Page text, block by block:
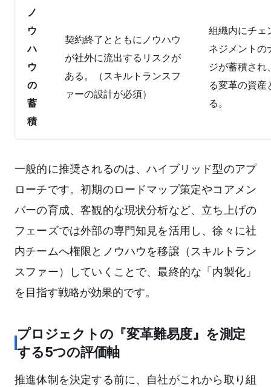
ノ
ウ
ハ
ウ
の
蓄
積
契約終了とともにノウハウ
が社外に流出するリスクが
ある。（スキルトランスフ
ァーの設計が必須）
組織内にチェ
ネジメントの
ジが蓄積され
る変革の資産
る。
一般的に推奨されるのは、ハイブリッド型のアプ
ローチです。初期のロードマップ策定やコアメン
バーの育成、客観的な現状分析など、立ち上げの
フェーズでは外部の専門知見を活用し、徐々に社
内チームへ権限とノウハウを移譲（スキルトラン
スファー）していくことで、最終的な「内製化」
を目指す戦略が効果的です。
プロジェクトの『変革難易度』を測定
する5つの評価軸
推進体制を決定する前に、自社がこれから取り組